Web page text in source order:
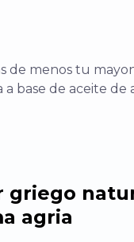
de menos tu
a base de aceite de
griego
agria